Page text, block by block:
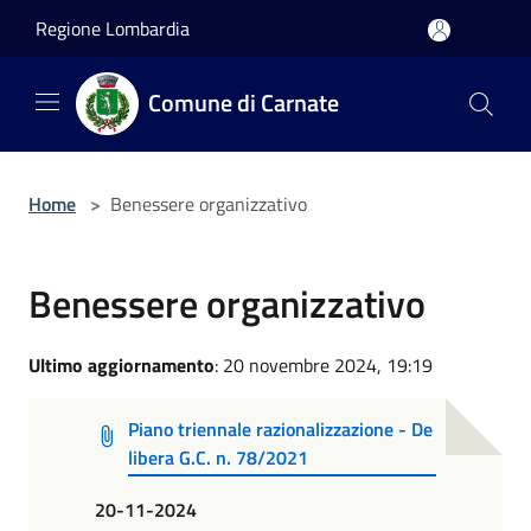
Regione Lombardia
Comune di Carnate
Home > Benessere organizzativo
Benessere organizzativo
Ultimo aggiornamento: 20 novembre 2024, 19:19
Piano triennale razionalizzazione - De
libera G.C. n. 78/2021
20-11-2024